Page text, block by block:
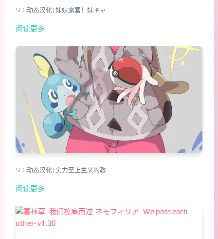
SLG动态汉化] 妹妹露营！妹キャ…
阅读更多
SLG动态汉化] 实力至上主义的教…
阅读更多